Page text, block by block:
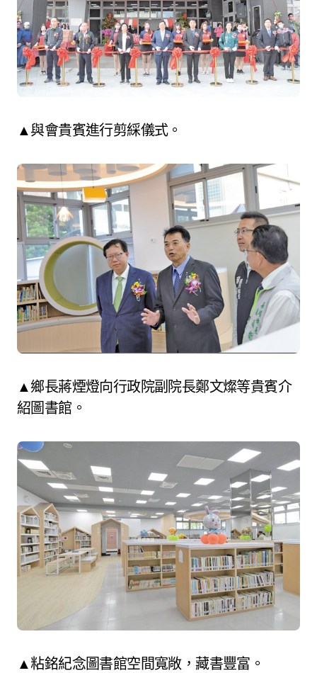
▲與會貴賓進行剪綵儀式。
▲鄉長蔣煙燈向行政院副院長鄭文燦等貴賓介
紹圖書館。
▲粘銘紀念圖書館空間寬敞，藏書豐富。